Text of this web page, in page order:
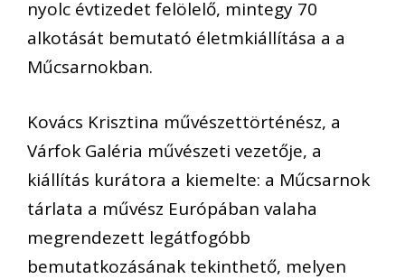
nyolc évtizedet felölelő, mintegy 70
alkotását bemutató életmkiállítása a a
Műcsarnokban.
Kovács Krisztina művészettörténész, a
Várfok Galéria művészeti vezetője, a
kiállítás kurátora a kiemelte: a Műcsarnok
tárlata a művész Európában valaha
megrendezett legátfogóbb
bemutatkozásának tekinthető, melyen